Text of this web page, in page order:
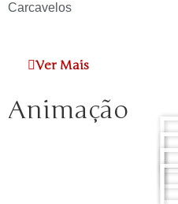
Carcavelos
Ver Mais
Animação